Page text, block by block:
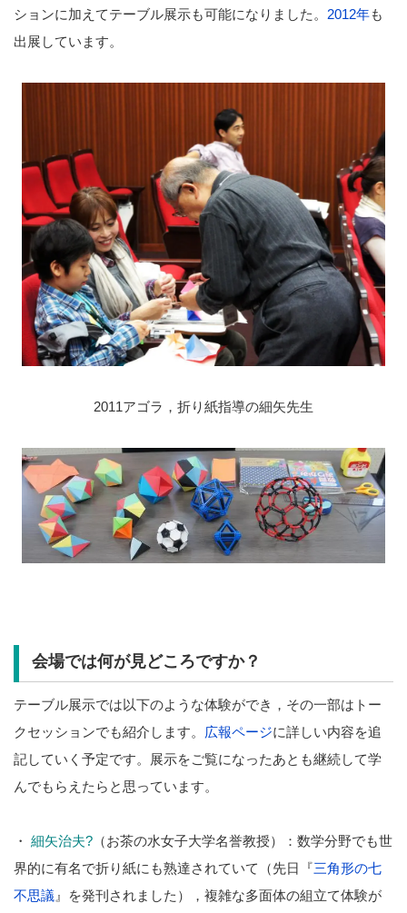
ションに加えてテーブル展示も可能になりました。 2012年も
出展しています。
2011アゴラ，折り紙指導の細矢先生
会場では何が見どころですか？
テーブル展示では以下のような体験ができ，その一部はトー
クセッションでも紹介します。 広報ページに詳しい内容を追
記していく予定です。展示をご覧になったあとも継続して学
んでもらえたらと思っています。
・ 細矢治夫? （お茶の水女子大学名誉教授）：数学分野でも世
界的に有名で折り紙にも熟達されていて（先日『三角形の七
不思議』を発刊されました），複雑な多面体の組立て体験が